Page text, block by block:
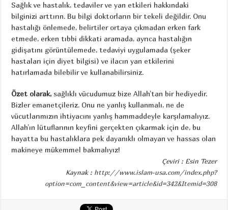
Sağlık ve hastalık, tedaviler ve yan etkileri hakkındaki
bilginizi arttırın. Bu bilgi doktorların bir tekeli değildir. Onu
hastalığı önlemede, belirtiler ortaya çıkmadan erken fark
etmede, erken tıbbi dikkati aramada, ayrıca hastalığın
gidişatını görüntülemede, tedaviyi uygulamada (şeker
hastaları için diyet bilgisi) ve ilacın yan etkilerini
hatırlamada bilebilir ve kullanabilirsiniz.
Özet olarak, sağlıklı vücudumuz bize Allah’tan bir hediyedir.
Bizler emanetçileriz. Onu ne yanlış kullanmalı, ne de
vücutlarımızın ihtiyacını yanlış hammaddeyle karşılamalıyız.
Allah’ın lütuflarının keyfini gerçekten çıkarmak için de, bu
hayatta bu hastalıklara pek dayanıklı olmayan ve hassas olan
makineye mükemmel bakmalıyız!
Çeviri : Esin Tezer
Kaynak : http://www.islam-usa.com/index.php?
option=com_content&view=article&id=342&Itemid=308